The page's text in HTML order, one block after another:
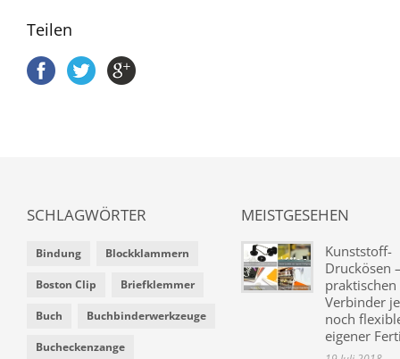
Teilen
SCHLAGWÖRTER
Bindung Blockklammern
Boston Clip Briefklemmer
Buch Buchbinderwerkzeuge
Bucheckenzange
MEISTGESEHEN
Kunststoff-
Druckösen
praktischen
Verbinder
noch
eigener